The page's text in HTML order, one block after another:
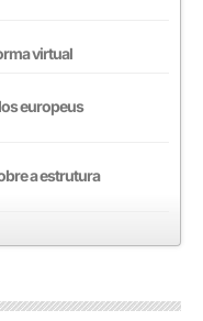
virtual
europeus
a estrutura